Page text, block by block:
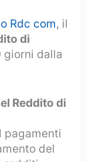
Rdc com, il
di
giorni dalla
Reddito di
pagamenti
del